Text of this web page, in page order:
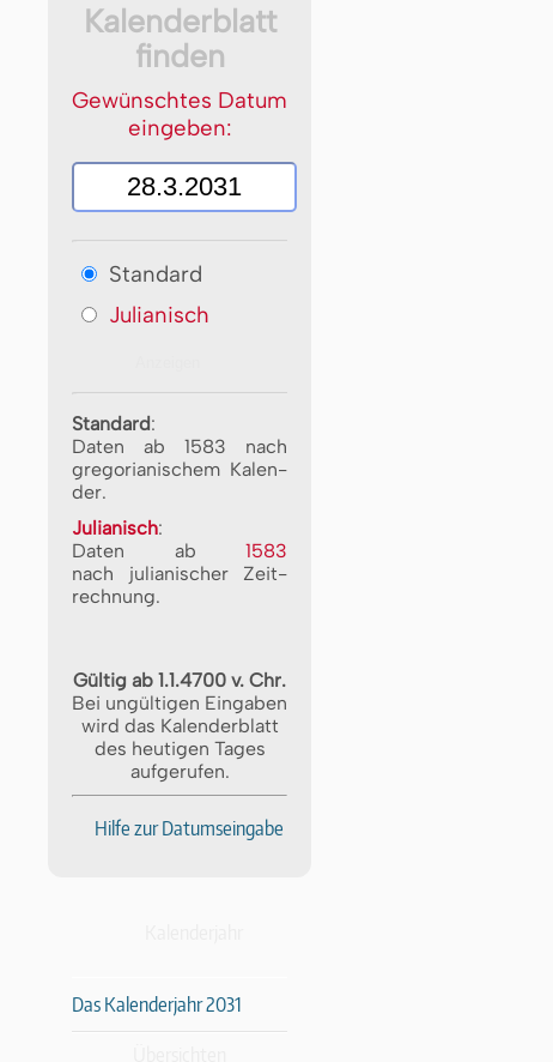
Kalenderblatt
finden
Gewünschtes Datum
eingeben:
Standard
Julianisch
Standard:
Daten ab 1583 nach
gre­go­ri­a­ni­schem Ka­len­
der.
Julianisch:
Daten ab 1583
nach ju­li­a­ni­scher Zeit­
rech­nung.
Gültig ab 1.1.4700 v. Chr.
Bei ungültigen Eingaben
wird das Kalenderblatt
des heutigen Tages
aufgerufen.
Hilfe zur Datumseingabe
Das Kalenderjahr 2031